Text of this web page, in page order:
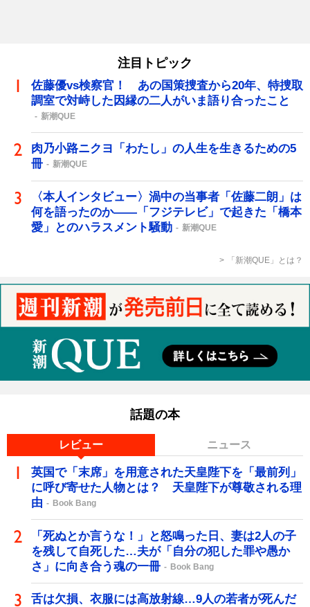
注目トピック
佐藤優vs検察官！ あの国策捜査から20年、特捜取
調室で対峙した因縁の二人がいま語り合ったこと
新潮QUE
肉乃小路ニクヨ「わたし」の人生を生きるための5
冊
新潮QUE
〈本人インタビュー〉渦中の当事者「佐藤二朗」は
何を語ったのか――「フジテレビ」で起きた「橋本
愛」とのハラスメント騒動
新潮QUE
「新潮QUE」とは？
話題の本
レビュー ニュース
英国で「末席」を用意された天皇陛下を「最前列」
に呼び寄せた人物とは？ 天皇陛下が尊敬される理
由
Book Bang
「死ぬとか言うな！」と怒鳴った日、妻は2人の子
を残して自死した…夫が「自分の犯した罪や愚か
さ」に向き合う魂の一冊
Book Bang
舌は欠損、衣服には高放射線…9人の若者が死んだ